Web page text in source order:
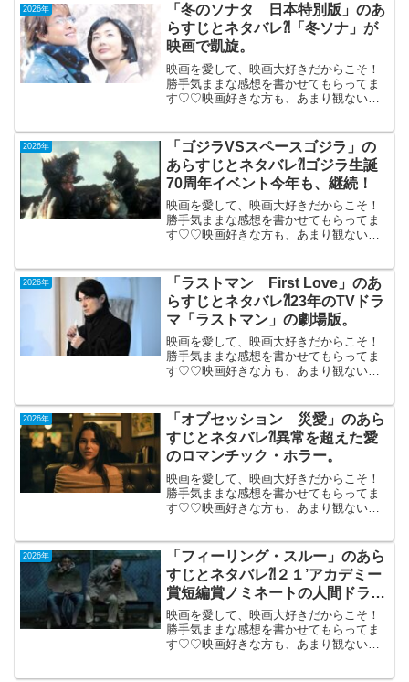
9分）（機内鑑賞）2022年製作（オースト
ラ...
2026年
「冬のソナタ 日本特別版」のあ
らすじとネタバレ⁈「冬ソナ」が
映画で凱旋。
映画を愛して、映画大好きだからこそ！
勝手気ままな感想を書かせてもらってま
す♡♡映画好きな方も、あまり観ない方
2026年3月6日公開（128分）韓流ブーム
を起こし...
2026年
「ゴジラVSスペースゴジラ」の
あらすじとネタバレ⁈ゴジラ生誕
70周年イベント今年も、継続！
映画を愛して、映画大好きだからこそ！
勝手気ままな感想を書かせてもらってま
す♡♡映画好きな方も、あまり観ない方
1994年12月10日公開（108分）ゴジラ生
誕7...
2026年
「ラストマン First Love」のあ
らすじとネタバレ⁈23年のTVドラ
マ「ラストマン」の劇場版。
映画を愛して、映画大好きだからこそ！
勝手気ままな感想を書かせてもらってま
す♡♡映画好きな方も、あまり観ない方
公開（127分）23年の...
2026年
「オブセッション 災愛」のあら
すじとネタバレ⁈異常を超えた愛
のロマンチック・ホラー。
映画を愛して、映画大好きだからこそ！
勝手気ままな感想を書かせてもらってま
す♡♡映画好きな方も、あまり観ない方
（108分）異常を超えた愛のロマンチッ
ク・ホ...
2026年
「フィーリング・スルー」のあら
すじとネタバレ⁈２１’アカデミー
賞短編賞ノミネートの人間ドラ
マ。
映画を愛して、映画大好きだからこそ！
勝手気ままな感想を書かせてもらってま
す♡♡映画好きな方も、あまり観ない方